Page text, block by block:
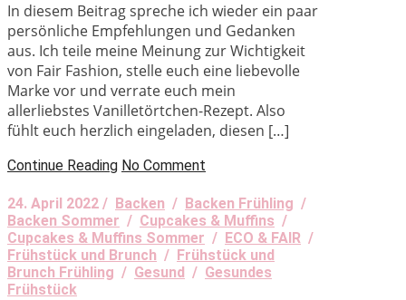
In diesem Beitrag spreche ich wieder ein paar
persönliche Empfehlungen und Gedanken
aus. Ich teile meine Meinung zur Wichtigkeit
von Fair Fashion, stelle euch eine liebevolle
Marke vor und verrate euch mein
allerliebstes Vanilletörtchen-Rezept. Also
fühlt euch herzlich eingeladen, diesen […]
Continue Reading No Comment
24. April 2022 / Backen / Backen Frühling /
Backen Sommer / Cupcakes & Muffins /
Cupcakes & Muffins Sommer / ECO & FAIR /
Frühstück und Brunch / Frühstück und
Brunch Frühling / Gesund / Gesundes
Frühstück